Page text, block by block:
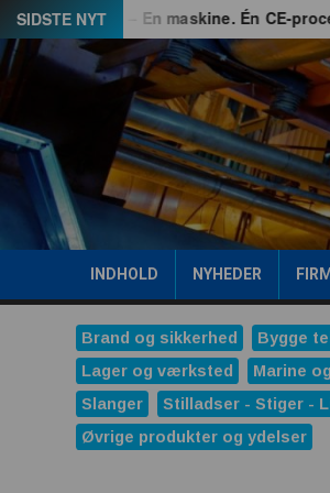
Spring
til
indhold
SIDSTE NYT
G3 – En maskine. Én CE-proces.
INDHOLD NYHEDER
Brand og sikkerhed Bygge
Lager og værksted
Marine
Slanger
Stilladser - Stiger -
Øvrige produkter og ydelser